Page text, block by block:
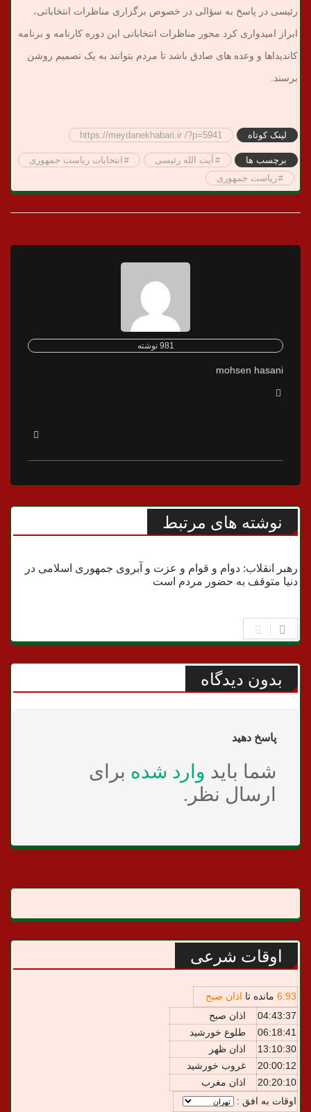
رئیسی در پاسخ به سؤالی در خصوص برگزاری مناظرات انتخاباتی،
ابراز امیدواری کرد محور مناظرات انتخاباتی این دوره کارنامه و برنامه
کاندیداها و وعده های صادق باشد تا مردم بتوانند به یک تصمیم روشن
برسند.
لینک کوتاه https://meydanekhabari.ir /?p=5941
برچسب ها آیت الله رئیسی
انتخابات ریاست جمهوری
ریاست جمهوری
981 نوشته
mohsen hasani
نوشته های مرتبط
انتخابات
رهبر انقلاب:‌ دوام و قوام و عزت و آبروی جمهوری اسلامی در
دنیا متوقف به حضور مردم است
بدون دیدگاه
پاسخ دهید
شما باید وارد شده برای
ارسال نظر.
اوقات شرعی
6:93 مانده تا اذان صبح
04:43:37
اذان صبح
06:18:41
طلوع خورشید
13:10:30
اذان ظهر
20:00:12
غروب خورشید
20:20:10
اذان مغرب
اوقات به افق :